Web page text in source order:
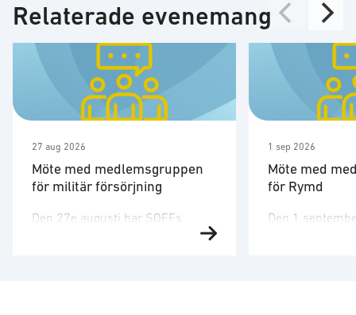
Relaterade evenemang
27 aug 2026
Möte med medlemsgruppen
för militär försörjning
Den 27e augusti har SOFFs
1 sep 2026
Möte med
för Rymd
Den 1